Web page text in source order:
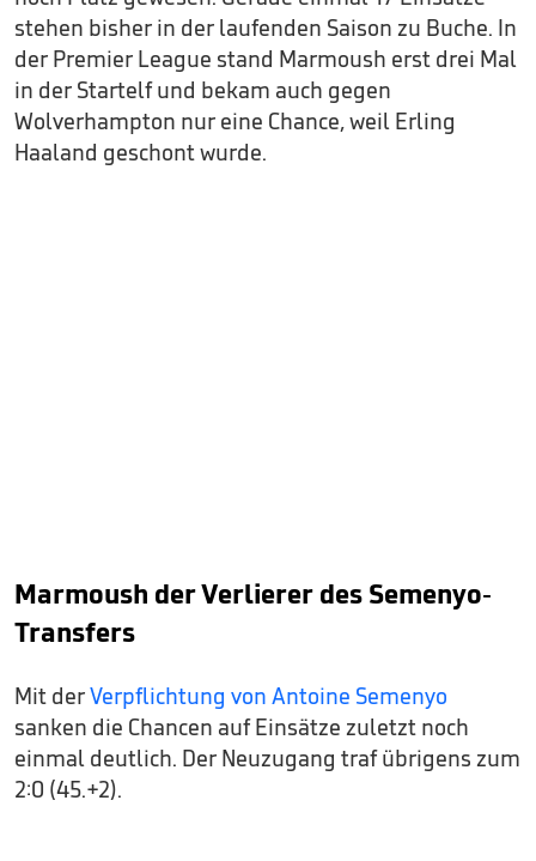
stehen bisher in der laufenden Saison zu Buche. In
der Premier League stand Marmoush erst drei Mal
in der Startelf und bekam auch gegen
Wolverhampton nur eine Chance, weil Erling
Haaland geschont wurde.
Marmoush der Verlierer des Semenyo-
Transfers
Mit derVerpflichtung von Antoine Semenyo
sanken die Chancen auf Einsätze zuletzt noch
einmal deutlich. Der Neuzugang traf übrigens zum
2:0 (45.+2).